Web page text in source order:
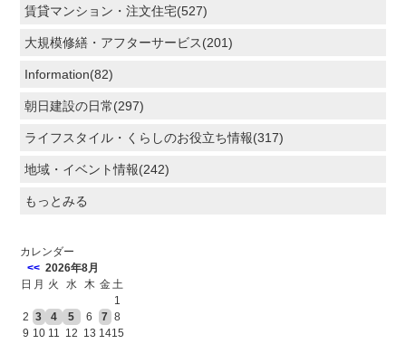
賃貸マンション・注文住宅(527)
大規模修繕・アフターサービス(201)
Information(82)
朝日建設の日常(297)
ライフスタイル・くらしのお役立ち情報(317)
地域・イベント情報(242)
もっとみる
カレンダー
<< 2026年8月
日 月 火 水 木 金土
1
2 3 4 5 6 7 8
9 10 11 12 13 1415